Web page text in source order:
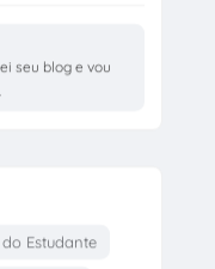
seu blog e vou
Estudante